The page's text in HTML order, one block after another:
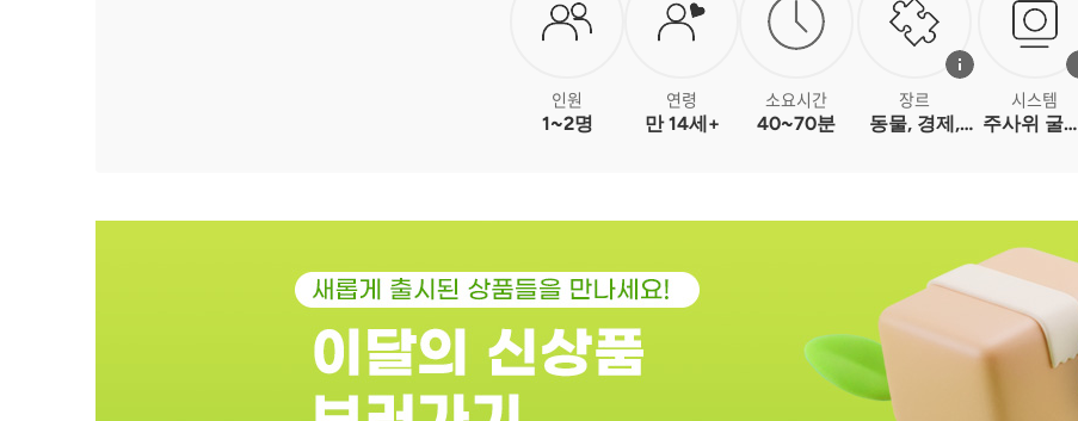
인원
1~2명
연령
만 14세+
소요시간
40~70분
장르
동물, 경제,
시스템
주사위 굴림,